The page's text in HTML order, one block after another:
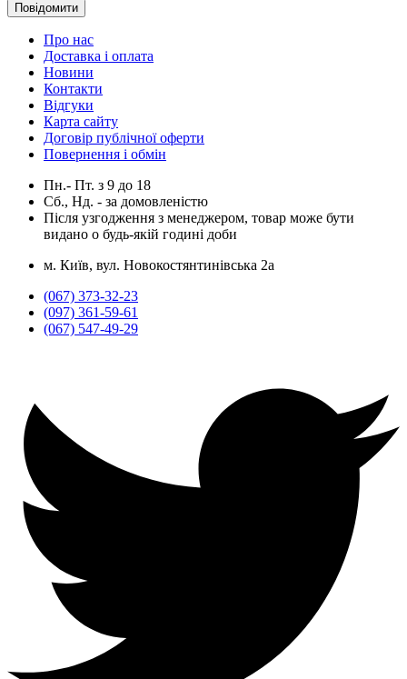
Повідомити
Про нас
Доставка і оплата
Новини
Контакти
Відгуки
Карта сайту
Договір публічної оферти
Повернення і обмін
Пн.- Пт. з 9 до 18
Сб., Нд. - за домовленістю
Після узгодження з менеджером, товар може бути
видано о будь-якій годині доби
м. Київ, вул. Новокостянтинівська 2а
(067) 373-32-23
(097) 361-59-61
(067) 547-49-29